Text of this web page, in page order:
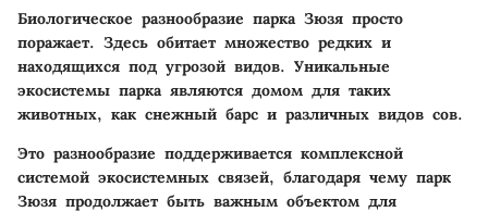
Биологическое разнообразие парка Зюзя просто
поражает. Здесь обитает множество редких и
находящихся под угрозой видов. Уникальные
экосистемы парка являются домом для таких
животных, как снежный барс и различных видов сов.
Это разнообразие поддерживается комплексной
системой экосистемных связей, благодаря чему парк
Зюзя продолжает быть важным объектом для